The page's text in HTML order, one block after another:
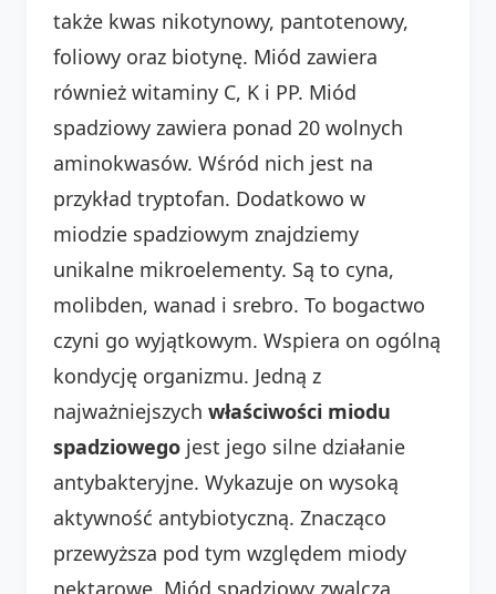
także kwas nikotynowy, pantotenowy,
foliowy oraz biotynę. Miód zawiera
również witaminy C, K i PP. Miód
spadziowy zawiera ponad 20 wolnych
aminokwasów. Wśród nich jest na
przykład tryptofan. Dodatkowo w
miodzie spadziowym znajdziemy
unikalne mikroelementy. Są to cyna,
molibden, wanad i srebro. To bogactwo
czyni go wyjątkowym. Wspiera on ogólną
kondycję organizmu. Jedną z
najważniejszych właściwości miodu
spadziowego jest jego silne działanie
antybakteryjne. Wykazuje on wysoką
aktywność antybiotyczną. Znacząco
przewyższa pod tym względem miody
nektarowe. Miód spadziowy zwalcza